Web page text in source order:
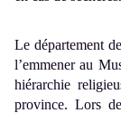
Le département
l’emmener au
hiérarchie
province. Lors